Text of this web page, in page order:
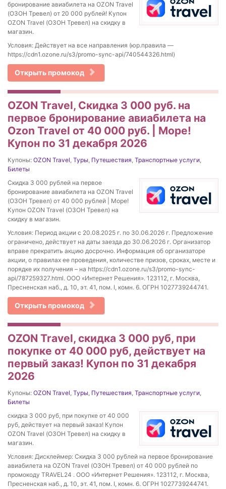
бронирование авиабилета на OZON Travel
(ОЗОН Тревел) от 20 000 рублей! Купон
OZON Travel (ОЗОН Тревел) на скидку в
магазин.
Условия: Действует на все направления (юр.правила —
https://cdn1.ozone.ru/s3/promo-sync-api/740544326.html)
Открыть промокод
OZON Travel, Скидка 3 000 руб. на
первое бронирование авиабилета на
Ozon Travel от 40 000 руб. | Море!
Купон по 31 декабря 2026
Купоны: OZON Travel, Туры, Путешествия, Транспортные услуги,
Билеты
Скидка 3 000 рублей на первое
бронирование авиабилета на OZON Travel
(ОЗОН Тревел) от 40 000 рублей | Море!
Купон OZON Travel (ОЗОН Тревел) на
скидку в магазин.
Условия: Период акции с 20.08.2025 г. по 30.06.2026 г. Предложение
ограничено, действует на даты заезда до 30.06.2026 г. Организатор
вправе прекратить акцию досрочно. Информация об организаторе
акции, о правилах ее проведения, количестве призов, сроках, месте и
порядке их получения – на https://cdn1.ozone.ru/s3/promo-sync-
api/787259327.html. ООО «Интернет Решения». 123112, г. Москва,
Пресненская наб., д. 10, эт. 41, пом. I, комн. 6. ОГРН 1027739244741.
Открыть промокод
OZON Travel, скидка 3 000 руб, при
покупке от 40 000 руб, действует на
первый заказ! Купон по 31 декабря
2026
Купоны: OZON Travel, Туры, Путешествия, Транспортные услуги,
Билеты
скидка 3 000 руб, при покупке от 40 000
руб, действует на первый заказ! Купон
OZON Travel (ОЗОН Тревел) на скидку в
магазин.
Условия: Дисклеймер: Скидка 3 000 рублей на первое бронирование
авиабилета на OZON Travel (ОЗОН Тревел) от 40 000 рублей по
промокоду TRAVEL24 . ООО «Интернет Решения». 123112, г. Москва,
Пресненская наб., д. 10, эт. 41, пом. I, комн. 6. ОГРН 1027739244741.